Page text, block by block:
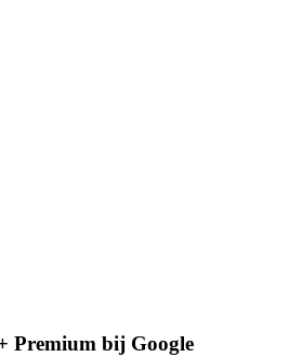
Premium bij Google